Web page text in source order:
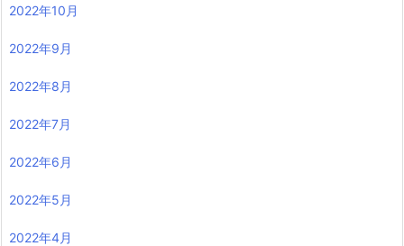
2022年10月
2022年9月
2022年8月
2022年7月
2022年6月
2022年5月
2022年4月